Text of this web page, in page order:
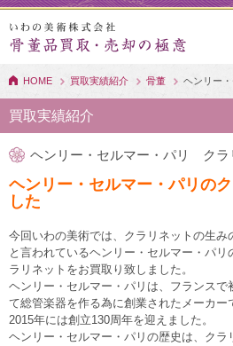
HOME 買取実績紹介 骨董 ヘンリー
買取実績紹介
ヘンリー・セルマー・パリ クラ
ヘンリー・セルマー・パリの
した
今回いわの美術では、クラリネットの生み
と言われているヘンリー・セルマー・パリ
ラリネットをお買取り致しました。
ヘンリー・セルマー・パリは、フランスで
て総管楽器を作る為に創業されたメーカー
2015年には創立130周年を迎えました。
ヘンリー・セルマー・パリの歴史は、ク